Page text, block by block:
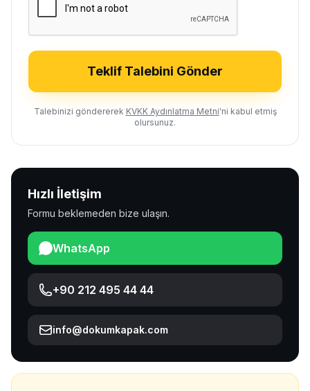
Teklif Talebini Gönder
Talebinizi göndererek KVKK Aydınlatma Metni'ni kabul etmiş
olursunuz.
Hızlı İletişim
Formu beklemeden bize ulaşın.
WhatsApp
+90 212 495 44 44
info@dokumkapak.com